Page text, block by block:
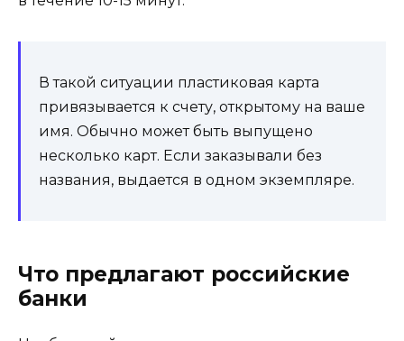
В такой ситуации пластиковая карта
привязывается к счету, открытому на ваше
имя. Обычно может быть выпущено
несколько карт. Если заказывали без
названия, выдается в одном экземпляре.
Что предлагают российские
банки